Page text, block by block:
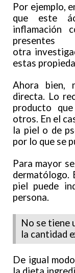
Por ejemplo,
que este
inflamación
otra
estas
Ahora bien,
directa. Lo
producto
otros. En el
la piel o de
por lo que se
Para mayor
dermatólogo.
piel puede
persona.
No se tiene
la cantidad
De igual